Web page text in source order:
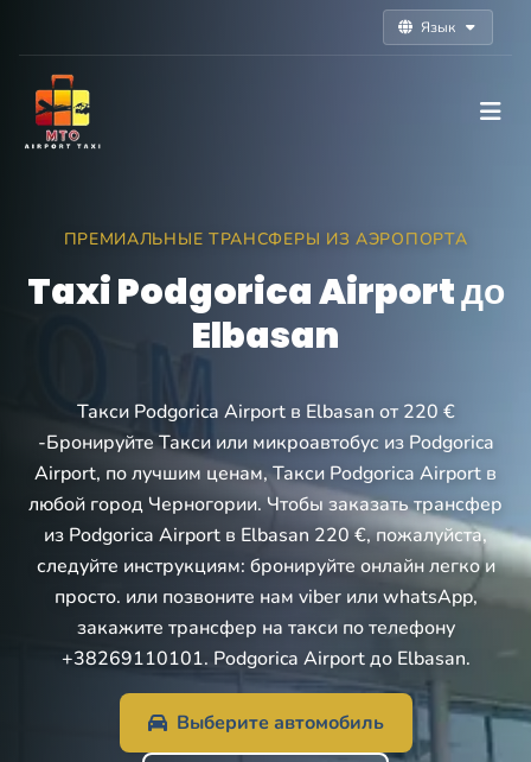
Язык
ПРЕМИАЛЬНЫЕ ТРАНСФЕРЫ ИЗ АЭРОПОРТА
Taxi Podgorica Airport до
Elbasan
Такси Podgorica Airport в Elbasan от 220 €
-Бронируйте Такси или микроавтобус из Podgorica
Airport, по лучшим ценам, Такси Podgorica Airport в
любой город Черногории. Чтобы заказать трансфер
из Podgorica Airport в Elbasan 220 €, пожалуйста,
следуйте инструкциям: бронируйте онлайн легко и
просто. или позвоните нам viber или whatsApp,
закажите трансфер на такси по телефону
+38269110101. Podgorica Airport до Elbasan.
Выберите автомобиль